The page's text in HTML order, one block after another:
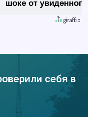
шоке от увиденного
себя в